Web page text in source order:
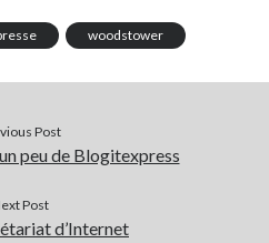
woodstower
Post
peu de Blogitexpress
Post
d’Internet